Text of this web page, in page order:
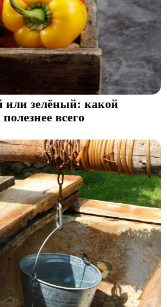
зелёный: какой
всего